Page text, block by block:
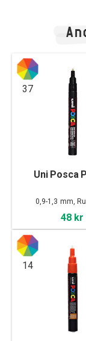
37
Uni Posca
0,9-1,3 mm,
48 kr
14